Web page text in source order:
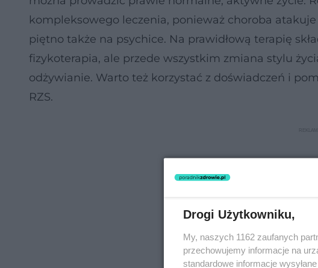
kompleksowego leczenia, ponieważ choroba
piętno także na psychice. Na prawidłową terapię
fizykoterapia, ale przede wszystkim zmiana stylu
odżywianie. Warto też korzystać z doświadczeń i
RZS.
Drogi Użytkowniku,
My, naszych 1162 zaufanych
przechowujemy informacje na
standardowe informacje